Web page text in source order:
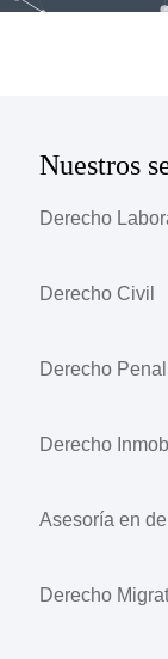
MINERONuestros
Derecho
Derecho Civil
Derecho Penal
Derecho
Asesoría en
Derecho